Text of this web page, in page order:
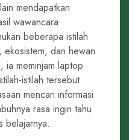
mendapatkan
wawancara
beberapa istilah
dan hewan
ia meminjam laptop
istilah tersebut
mencari informasi
rasa ingin tahu
belajarnya.